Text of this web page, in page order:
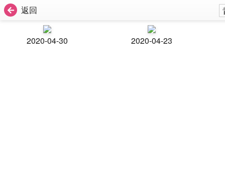
返回
2020-04-30 2020-04-23